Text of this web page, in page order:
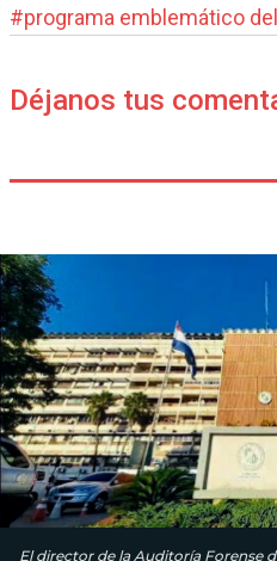
#programa emblemático
Déjanos tus
El director de la Auditoría Forense